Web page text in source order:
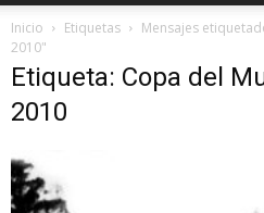
Inicio Etiquetas
Mensajes
2010"
Etiqueta: Copa del
2010